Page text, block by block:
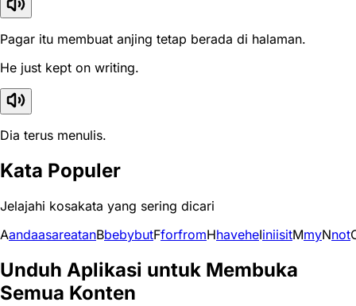
Pagar itu membuat anjing tetap berada di halaman.
He just kept on writing.
Dia terus menulis.
Kata Populer
Jelajahi kosakata yang sering dicari
AandaasareatanBbebybutFforfromHhaveheIiniisitMmyNnot
Unduh Aplikasi untuk Membuka
Semua Konten